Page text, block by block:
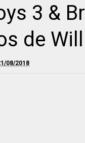
3 &
de
08/2018